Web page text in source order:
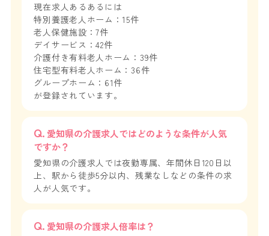
現在求人あるあるには
特別養護老人ホーム：15件
老人保健施設：7件
デイサービス：42件
介護付き有料老人ホーム：39件
住宅型有料老人ホーム：36件
グループホーム：61件
が登録されています。
愛知県の介護求人ではどのような条件が人気
ですか？
愛知県の介護求人では夜勤専属、年間休日120日以
上、駅から徒歩5分以内、残業なしなどの条件の求
人が人気です。
愛知県の介護求人倍率は？